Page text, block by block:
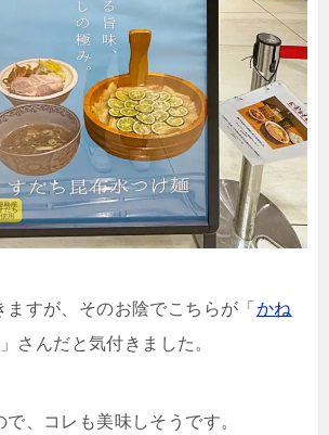
すが、そのお陰でこちらが「 かね
」さんだと気付きました。
、コレも美味しそうです。